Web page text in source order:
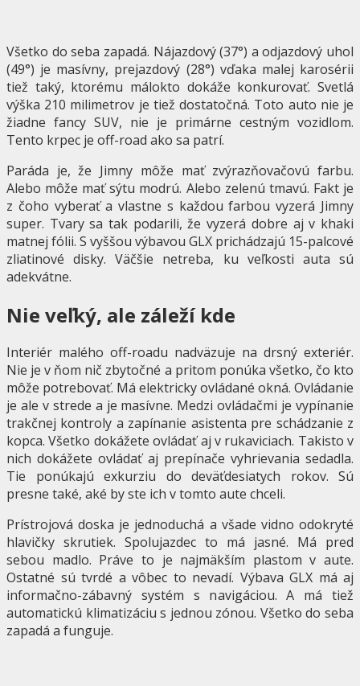
Všetko do seba zapadá. Nájazdový (37°) a odjazdový uhol
(49°) je masívny, prejazdový (28°) vďaka malej karosérii
tiež taký, ktorému málokto dokáže konkurovať. Svetlá
výška 210 milimetrov je tiež dostatočná. Toto auto nie je
žiadne fancy SUV, nie je primárne cestným vozidlom.
Tento krpec je off-road ako sa patrí.
Paráda je, že Jimny môže mať zvýrazňovačovú farbu.
Alebo môže mať sýtu modrú. Alebo zelenú tmavú. Fakt je
z čoho vyberať a vlastne s každou farbou vyzerá Jimny
super. Tvary sa tak podarili, že vyzerá dobre aj v khaki
matnej fólii. S vyššou výbavou GLX prichádzajú 15-palcové
zliatinové disky. Väčšie netreba, ku veľkosti auta sú
adekvátne.
Nie veľký, ale záleží kde
Interiér malého off-roadu nadväzuje na drsný exteriér.
Nie je v ňom nič zbytočné a pritom ponúka všetko, čo kto
môže potrebovať. Má elektricky ovládané okná. Ovládanie
je ale v strede a je masívne. Medzi ovládačmi je vypínanie
trakčnej kontroly a zapínanie asistenta pre schádzanie z
kopca. Všetko dokážete ovládať aj v rukaviciach. Takisto v
nich dokážete ovládať aj prepínače vyhrievania sedadla.
Tie ponúkajú exkurziu do deväťdesiatych rokov. Sú
presne také, aké by ste ich v tomto aute chceli.
Prístrojová doska je jednoduchá a všade vidno odokryté
hlavičky skrutiek. Spolujazdec to má jasné. Má pred
sebou madlo. Práve to je najmäkším plastom v aute.
Ostatné sú tvrdé a vôbec to nevadí. Výbava GLX má aj
informačno-zábavný systém s navigáciou. A má tiež
automatickú klimatizáciu s jednou zónou. Všetko do seba
zapadá a funguje.